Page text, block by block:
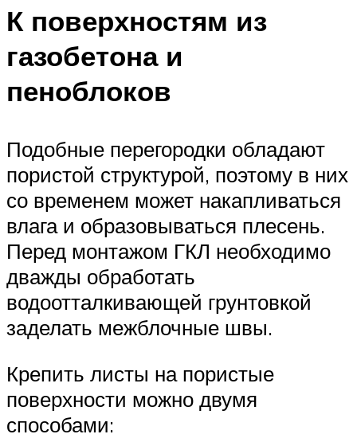
К поверхностям из
газобетона и
пеноблоков
Подобные перегородки обладают
пористой структурой, поэтому в них
со временем может накапливаться
влага и образовываться плесень.
Перед монтажом ГКЛ необходимо
дважды обработать
водоотталкивающей грунтовкой
заделать межблочные швы.
Крепить листы на пористые
поверхности можно двумя
способами: